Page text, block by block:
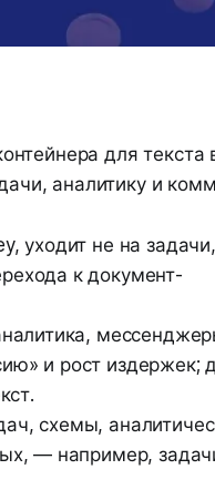
для текста
аналитику и
уходит не на
к документ-
и рост издержек;
схемы,
— например,